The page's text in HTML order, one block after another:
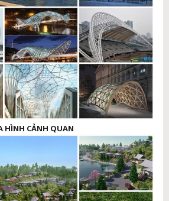
HÌNH CẢNH QUAN